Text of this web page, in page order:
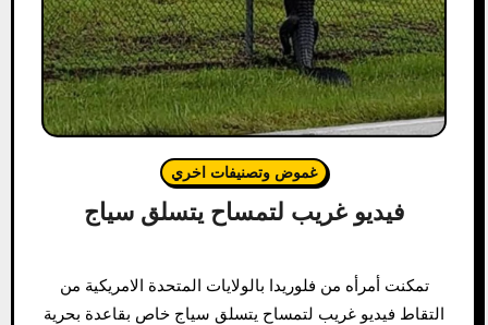
غموض وتصنيفات اخري
فيديو غريب لتمساح يتسلق سياج
تمكنت أمرأه من فلوريدا بالولايات المتحدة الامريكية من
التقاط فيديو غريب لتمساح يتسلق سياج خاص بقاعدة بحرية